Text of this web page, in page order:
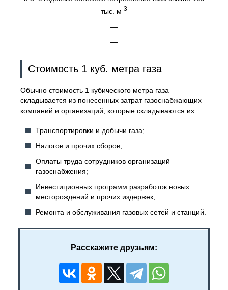
тыс. м 3
—
—
Стоимость 1 куб. метра газа
Обычно стоимость 1 кубического метра газа
складывается из понесенных затрат газоснабжающих
компаний и организаций, которые складываются из:
Транспортировки и добычи газа;
Налогов и прочих сборов;
Оплаты труда сотрудников организаций
газоснабжения;
Инвестиционных программ разработок новых
месторождений и прочих издержек;
Ремонта и обслуживания газовых сетей и станций.
Расскажите друзьям: